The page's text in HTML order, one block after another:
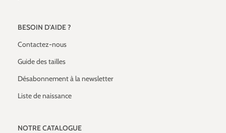
BESOIN D'AIDE ?
Contactez-nous
Guide des tailles
Désabonnement à la newsletter
Liste de naissance
NOTRE CATALOGUE